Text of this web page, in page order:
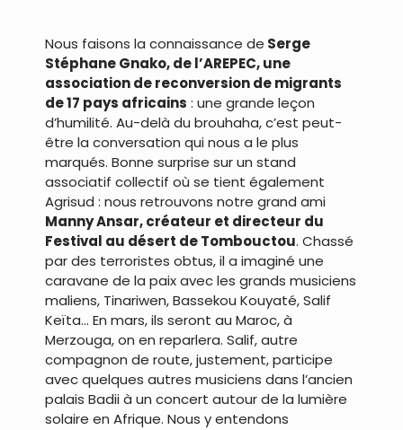
Nous faisons la connaissance de Serge
Stéphane Gnako, de l’AREPEC, une
association de reconversion de migrants
de 17 pays africains : une grande leçon
d’humilité. Au-delà du brouhaha, c’est peut-
être la conversation qui nous a le plus
marqués. Bonne surprise sur un stand
associatif collectif où se tient également
Agrisud : nous retrouvons notre grand ami
Manny Ansar, créateur et directeur du
Festival au désert de Tombouctou. Chassé
par des terroristes obtus, il a imaginé une
caravane de la paix avec les grands musiciens
maliens, Tinariwen, Bassekou Kouyaté, Salif
Keïta… En mars, ils seront au Maroc, à
Merzouga, on en reparlera. Salif, autre
compagnon de route, justement, participe
avec quelques autres musiciens dans l’ancien
palais Badii à un concert autour de la lumière
solaire en Afrique. Nous y entendons